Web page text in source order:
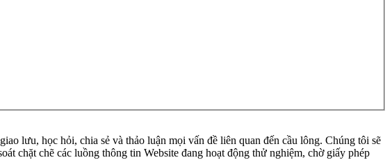
lưu, học hỏi, chia sẻ và thảo luận mọi vấn đề liên quan đến cầu lông. Chúng tôi sẽ
chặt chẽ các luồng thông tin Website đang hoạt động thử nghiệm, chờ giấy phép